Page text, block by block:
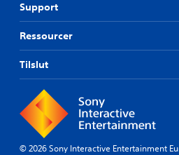
Support
Ressourcer
Tilslut
© 2026 Sony Interactive Entertainment